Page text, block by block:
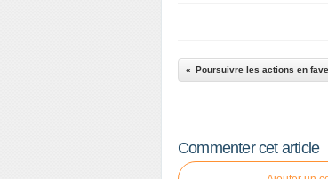
Commenter cet article